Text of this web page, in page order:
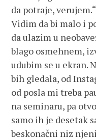
da potraje,
Vidim da bi malo i
da ulazim u
blago osmehnem,
udubim se u ekran.
bih gledala, od
od posla mi treba
na seminaru, pa
samo ih je desetak
beskonačni niz